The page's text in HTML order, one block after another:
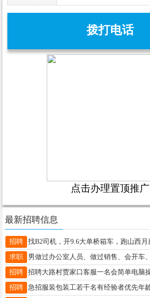
拨打电话
点击办理置顶推广
最新招聘信息
招聘
求职
招聘
招聘